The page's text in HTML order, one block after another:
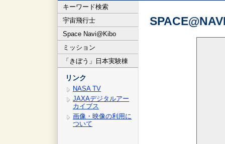
キーワード検索
宇宙飛行士
Space Navi@Kibo
ミッション
「きぼう」日本実験棟
リンク
NASA TV
JAXAデジタルアー
カイブス
画像・映像の利用に
ついて